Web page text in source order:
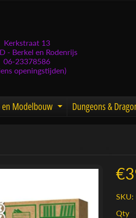
Kerkstraat 13
- Berkel en Rodenrijs
06-23378586
openingstijden)
menu
Modelbouw Expand child
Dungeons &
SKU:
Qty